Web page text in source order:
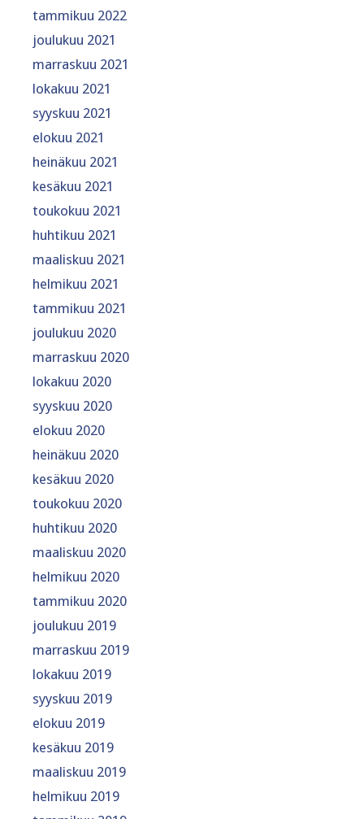
tammikuu 2022
joulukuu 2021
marraskuu 2021
lokakuu 2021
syyskuu 2021
elokuu 2021
heinäkuu 2021
kesäkuu 2021
toukokuu 2021
huhtikuu 2021
maaliskuu 2021
helmikuu 2021
tammikuu 2021
joulukuu 2020
marraskuu 2020
lokakuu 2020
syyskuu 2020
elokuu 2020
heinäkuu 2020
kesäkuu 2020
toukokuu 2020
huhtikuu 2020
maaliskuu 2020
helmikuu 2020
tammikuu 2020
joulukuu 2019
marraskuu 2019
lokakuu 2019
syyskuu 2019
elokuu 2019
kesäkuu 2019
maaliskuu 2019
helmikuu 2019